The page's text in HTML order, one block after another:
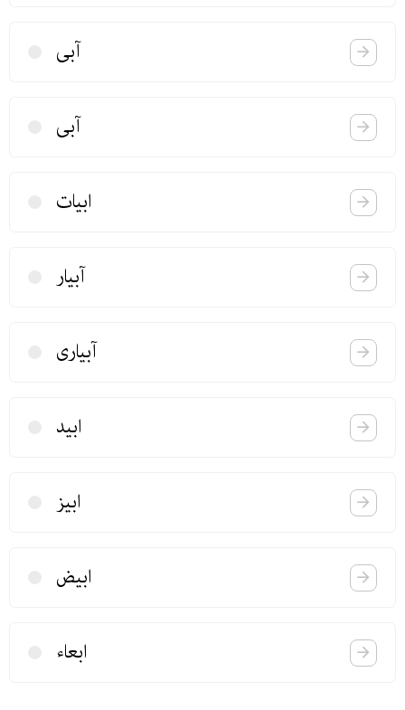
آبی
آبی
ابیات
آبیار
آبیاری
ابید
ابیز
ابیض
ابعاء